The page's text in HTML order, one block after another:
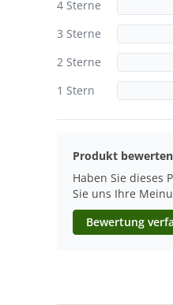
4 Sterne
3 Sterne
2 Sterne
1 Stern
Produkt bewerten
Haben Sie dieses
Sie uns Ihre
Bewertung